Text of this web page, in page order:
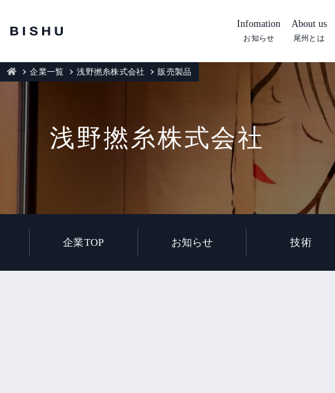
Infomation
お知らせ
About us
尾州とは
浅野撚糸株式会社
企業一覧 浅野撚糸株式会社 販売製品
企業TOP お知らせ 技術